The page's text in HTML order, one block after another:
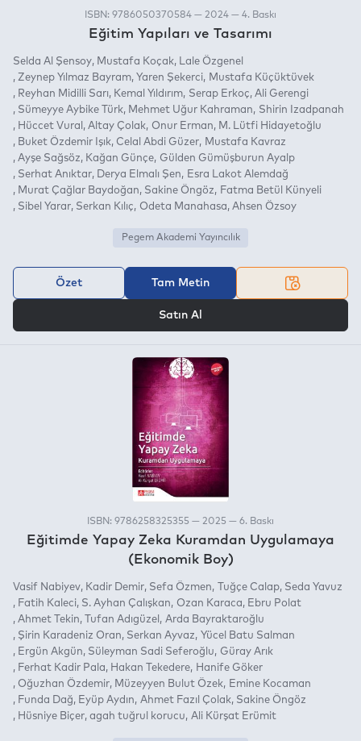
ISBN: 9786050370584 — 2024 — 4. Baskı
Eğitim Yapıları ve Tasarımı
Selda Al Şensoy Mustafa Koçak
Lale Özgenel
Zeynep Yılmaz Bayram Yaren Şekerci
Mustafa Küçüktüvek
Reyhan Midilli Sarı
Kemal Yıldırım Serap Erkoç Ali Gerengi
Sümeyye Aybike Türk
Mehmet Uğur Kahraman
Shirin Izadpanah
Hüccet Vural
Altay Çolak Onur Erman
M. Lütfi Hidayetoğlu
Buket Özdemir Işık Celal Abdi Güzer
Mustafa Kavraz
Ayşe Sağsöz
Kağan Günçe
Gülden Gümüşburun Ayalp
Serhat Anıktar
Derya Elmalı Şen
Esra Lakot Alemdağ
Murat Çağlar Baydoğan
Sakine Öngöz
Fatma Betül Künyeli
Sibel Yarar Serkan Kılıç Odeta Manahasa Ahsen Özsoy
Pegem Akademi Yayıncılık
Özet Tam Metin
Satın Al
ISBN: 9786258325355 — 2025 — 6. Baskı
Eğitimde Yapay Zeka Kuramdan Uygulamaya
(Ekonomik Boy)
Vasif Nabiyev Kadir Demir Sefa Özmen Tuğçe Calap Seda Yavuz
Fatih Kaleci S. Ayhan Çalışkan Ozan Karaca
Ebru Polat
Ahmet Tekin
Tufan Adıgüzel
Arda Bayraktaroğlu
Şirin Karadeniz Oran
Serkan Ayvaz
Yücel Batu Salman
Ergün Akgün
Süleyman Sadi Seferoğlu
Güray Arık
Ferhat Kadir Pala
Hakan Tekedere
Hanife Göker
Oğuzhan Özdemir
Müzeyyen Bulut Özek
Emine Kocaman
Funda Dağ
Eyüp Aydın Ahmet Fazıl Çolak Sakine Öngöz
Hüsniye Biçer agah tuğrul korucu Ali Kürşat Erümit